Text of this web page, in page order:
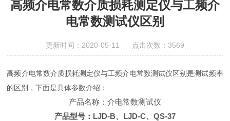
高频介电常数介质损耗测定仪与工频介
电常数测试仪区别
更新时间：2020-05-11 点击次数：3569
高频介电常数介质损耗测定仪与工频介电常数测试仪区别是测试频率
的区别，下面是具体参数介绍：
产品名称：介电常数测试仪
产品型号：LJD-B、LJD-C、QS-37